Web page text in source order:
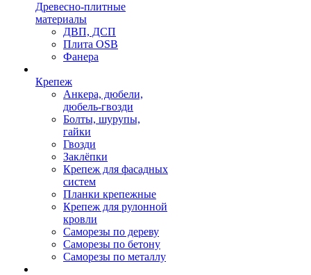
Древесно-плитные
материалы
ДВП, ДСП
Плита OSB
Фанера
Крепеж
Анкера, дюбели,
дюбель-гвозди
Болты, шурупы,
гайки
Гвозди
Заклёпки
Крепеж для фасадных
систем
Планки крепежные
Крепеж для рулонной
кровли
Саморезы по дереву
Саморезы по бетону
Саморезы по металлу